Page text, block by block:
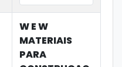
W E W
MATERIAIS
PARA